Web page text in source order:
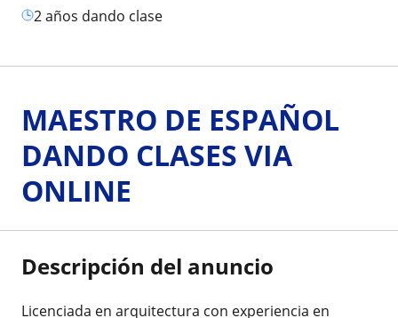
2 años dando clase
MAESTRO DE ESPAÑOL
DANDO CLASES VIA
ONLINE
Descripción del anuncio
Licenciada en arquitectura con experiencia en